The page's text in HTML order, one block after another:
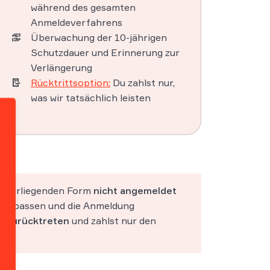
während des gesamten
Anmeldeverfahrens
Überwachung der 10-jährigen
Schutzdauer und Erinnerung zur
Verlängerung
Rücktrittsoption: Du zahlst nur,
was wir tatsächlich leisten
vorliegenden Form nicht angemeldet
und die Anmeldung
zurücktreten und zahlst nur den